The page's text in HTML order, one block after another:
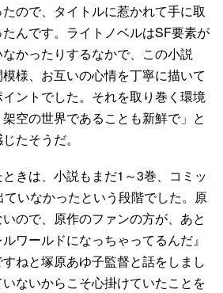
ので、タイトルに惹かれて手に取
んです。ライトノベルはSF要素が
かったりするなかで、この小説
様、お互いの心情を丁寧に描いて
ントでした。それを取り巻く環境
空の世界であることも新鮮で」と
たそうだ。
きは、小説もまだ1～3巻、コミッ
いなかったという段階でした。原
ので、原作のファンの方が、あと
ワールドになっちゃってるんだ』
ねと塚原あゆ子監督と話をしまし
ないからこそ心掛けていたことを